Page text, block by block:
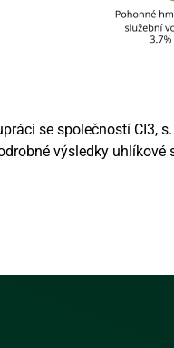
se společností
výsledky